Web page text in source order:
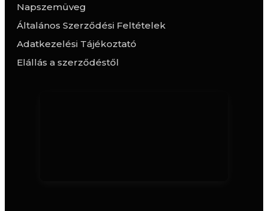
Napszemüveg
Általános Szerződési Feltételek
Adatkezelési Tájékoztató
Elállás a szerződéstől